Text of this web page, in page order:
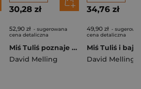
30,28 zł
52,90 zł - sugerowana
cena detaliczna
Miś Tuliś poznaje przyrodę wyd. 2026
David Melling
34,76 zł
49,90 zł -
cena detaliczna
David Melling